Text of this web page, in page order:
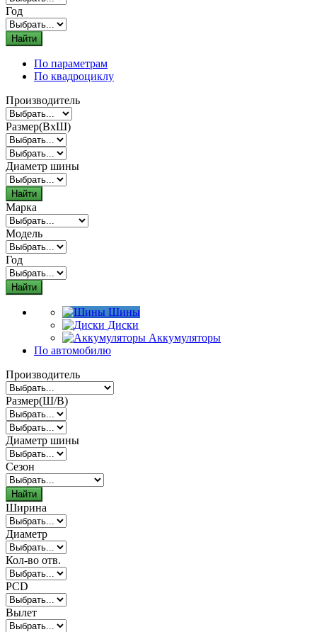
Год
Найти
По параметрам
По квадроциклу
Производитель
Размер(ВxШ)
Диаметр шины
Найти
Марка
Модель
Год
Найти
Шины
Диски
Аккумуляторы
По автомобилю
Производитель
Размер(Ш/В)
Диаметр шины
Сезон
Найти
Ширина
Диаметр
Кол-во отв.
PCD
Вылет